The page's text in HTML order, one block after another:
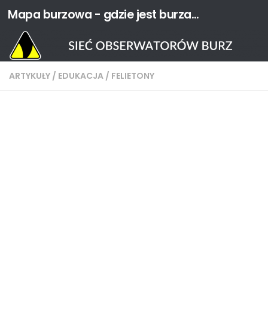
Przejdź do treści Mapa burzowa - gdzie jest burza? | Sieć Obserwatorów Burz
ARTYKUŁY / EDUKACJA / FELIETONY